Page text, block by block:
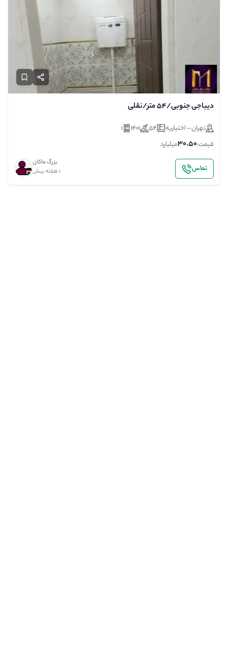
دیباجی جنوبی/54 متر/نقلی
تهران - اختیاریه 54
1401
1
قیمت:30.50میلیارد
تماس
بزرگ ماکان
1 هفته پیش